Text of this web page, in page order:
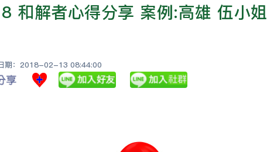
和解者心得分享 案例:高雄 伍小姐
期：2018-02-13 08:44:00